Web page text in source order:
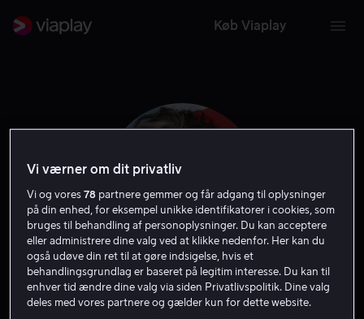
Køb Viaplay
Steven Tyler
Vi værner om dit privatliv
Vi og vores78 partnere gemmer og får adgang til oplysninger
på din enhed, for eksempel unikke identifikatorer i cookies, som
bruges til behandling af personoplysninger. Du kan acceptere
eller administrere dine valg ved at klikke nedenfor. Her kan du
også udøve din ret til at gøre indsigelse, hvis et
behandlingsgrundlag er baseret på legitim interesse. Du kan til
enhver tid ændre dine valg via siden Privatlivspolitik. Dine valg
deles med vores partnere og gælder kun for dette website.